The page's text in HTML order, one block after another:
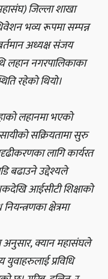
जिल्ला शाखा
भव्य रूपमा सम्पन्न
अध्यक्ष संजय
लहान नगरपालिकाका
रहेको थियो।
लहानमा भएको
सक्रियतामा सुरु
लागि कार्यरत
बढाउने उद्देश्यले
आईसीटी शिक्षाको
क्षेत्रमा
अनुसार, क्यान महासंघले
युवाहरुलाई प्रविधि